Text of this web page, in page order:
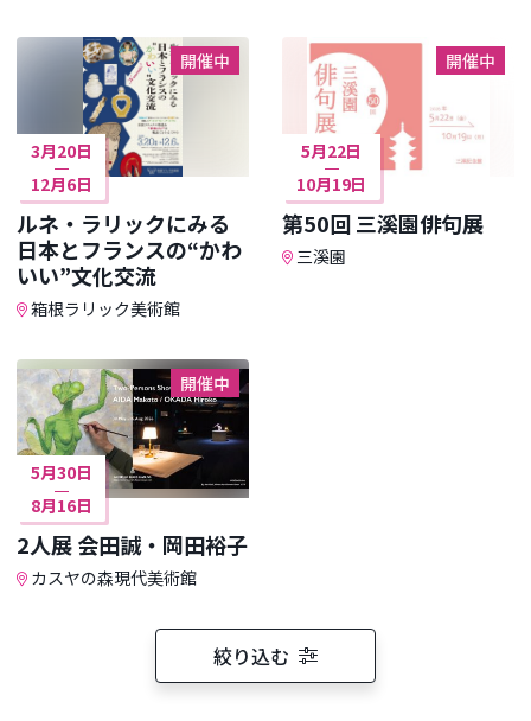
開催中
3月20日
12月6日
ルネ・ラリックにみる
日本とフランスの“かわ
いい”文化交流
箱根ラリック美術館
開催中
5月22日
10月19日
第50回 三溪園俳句展
三溪園
開催中
5月30日
8月16日
2人展 会田誠・岡田裕子
カスヤの森現代美術館
絞り込む